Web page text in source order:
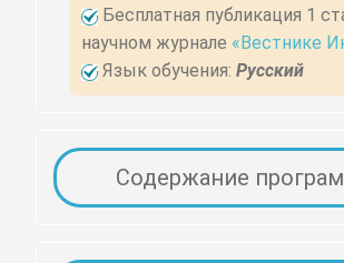
научном журнале «Вестнике
Язык обучения: Русский
Содержание